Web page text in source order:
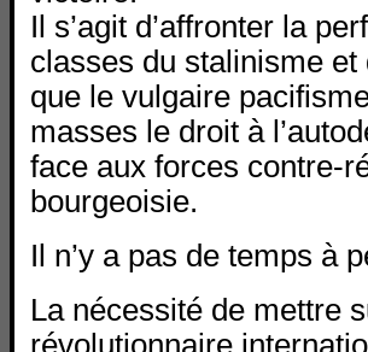
Il s’agit d’affronter la
classes du stalinisme et
que le vulgaire
masses le droit à
face aux forces contre-
bourgeoisie.
Il n’y a pas de temps à
La nécessité de mettre
révolutionnaire